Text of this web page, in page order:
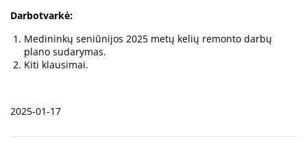
Darbotvarkė:
Medininkų seniūnijos 2025 metų kelių remonto darbų
plano sudarymas.
Kiti klausimai.
2025-01-17